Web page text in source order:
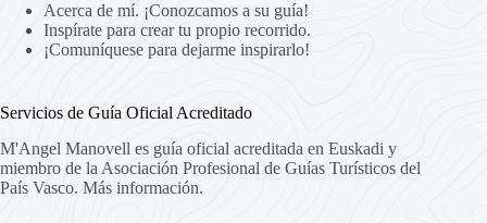
Acerca de mí. ¡Conozcamos a su guía!
Inspírate para crear tu propio recorrido.
¡Comuníquese para dejarme inspirarlo!
Servicios de Guía Oficial Acreditado
M'Angel Manovell es guía oficial acreditada en Euskadi y
miembro de la Asociación Profesional de Guías Turísticos del
País Vasco. Más información.